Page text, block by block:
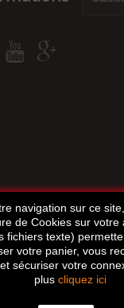
votre boutique
navigation sur ce
de Cookies sur
fichiers texte)
votre panier, vous
sécuriser votre
plus cliquez ici